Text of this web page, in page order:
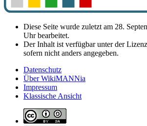
Diese Seite wurde zuletzt am 28.
Uhr bearbeitet.
Der Inhalt ist verfügbar unter der Lizenz
sofern nicht anders angegeben.
Datenschutz
Über WikiMANNia
Impressum
Klassische Ansicht